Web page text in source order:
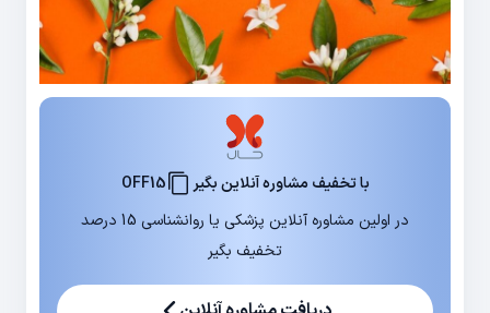
با تخفیف مشاوره آنلاین بگیر
OFF15
در اولین مشاوره آنلاین پزشکی یا روانشناسی 15 درصد
تخفیف بگیر